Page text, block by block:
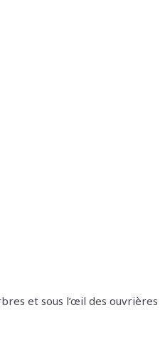
et sous l’œil des ouvrières